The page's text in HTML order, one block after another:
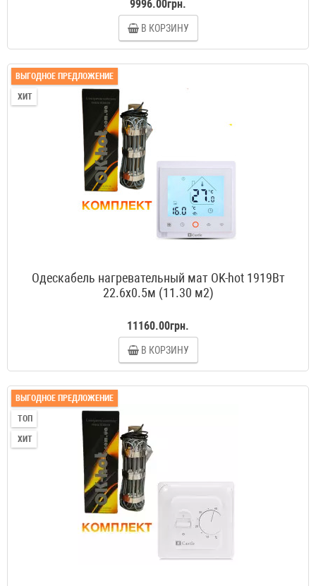
9996.00грн.
В КОРЗИНУ
ВЫГОДНОЕ ПРЕДЛОЖЕНИЕ
ХИТ
Одескабель нагревательный мат OK-hot 1919Вт
22.6x0.5м (11.30 м2)
11160.00грн.
В КОРЗИНУ
ВЫГОДНОЕ ПРЕДЛОЖЕНИЕ
ТОП
ХИТ